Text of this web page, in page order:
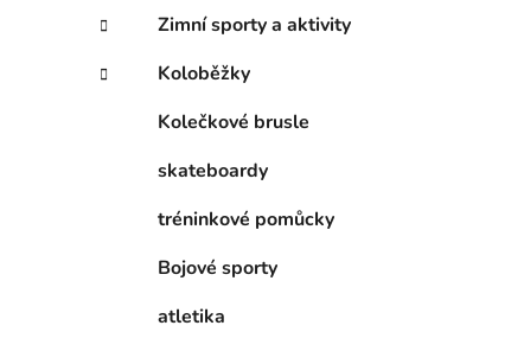
Zimní sporty a aktivity
Koloběžky
Kolečkové brusle
skateboardy
tréninkové pomůcky
Bojové sporty
atletika